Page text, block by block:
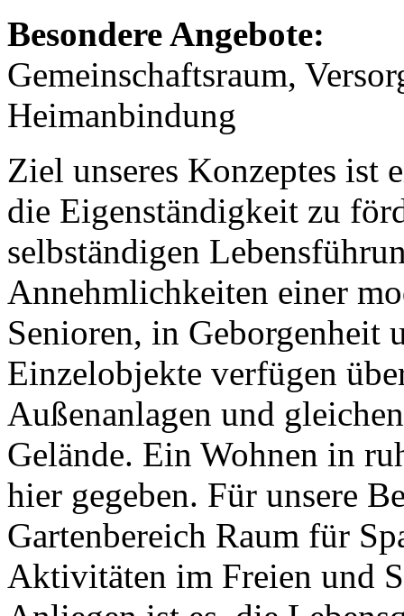
Besondere Angebote:
Gemeinschaftsraum,
Heimanbindung
Ziel unseres Konzeptes ist
die Eigenständigkeit zu
selbständigen
Annehmlichkeiten einer
Senioren, in Geborgenheit
Einzelobjekte verfügen
Außenanlagen und
Gelände. Ein Wohnen in
hier gegeben. Für unsere
Gartenbereich Raum für
Aktivitäten im Freien und